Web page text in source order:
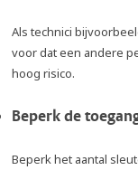
Als technici
voor dat een andere
hoog risico.
Beperk de
Beperk het aantal